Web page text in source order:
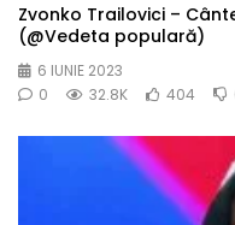
Zvonko Trailovici –
(@Vedeta populară)
6 IUNIE 2023
0
32.8K 404